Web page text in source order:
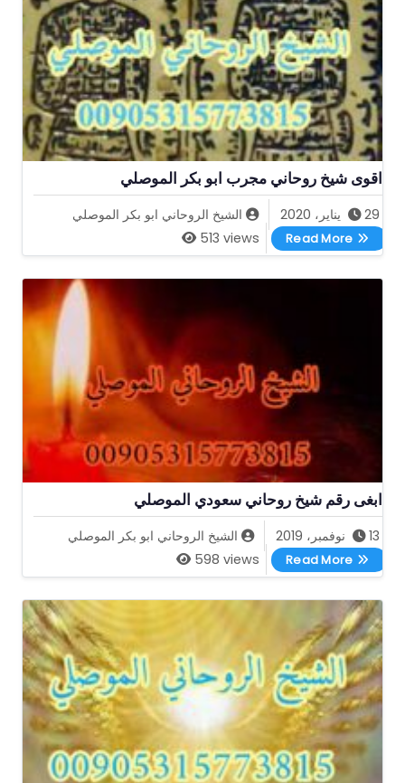
اقوى شيخ روحاني مجرب ابو بكر الموصلي
29 يناير، 2020
الشيخ الروحاني ابو بكر الموصلي
513 views
Read More
اقوى شيخ روحاني مجرب ابو بكر الموصلي
ابغى رقم شيخ روحاني سعودي الموصلي
13 نوفمبر، 2019
الشيخ الروحاني ابو بكر الموصلي
598 views
Read More
ابغى رقم شيخ روحاني سعودي الموصلي